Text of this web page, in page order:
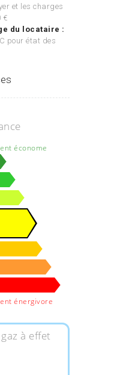
et les charges
€
du locataire :
pour état des
économe
énergivore
à effet